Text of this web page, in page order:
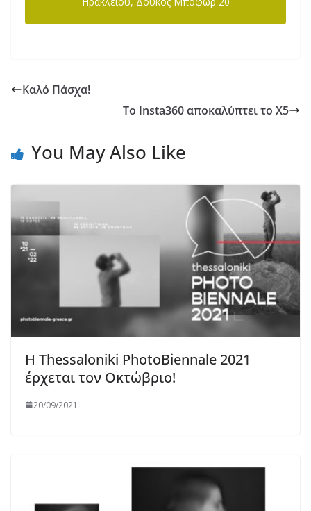
Καλό Πάσχα!
Το Insta360 αποκαλύπτει το X5
You May Also Like
Η Thessaloniki PhotoΒiennale 2021
έρχεται τον Οκτώβριο!
20/09/2021